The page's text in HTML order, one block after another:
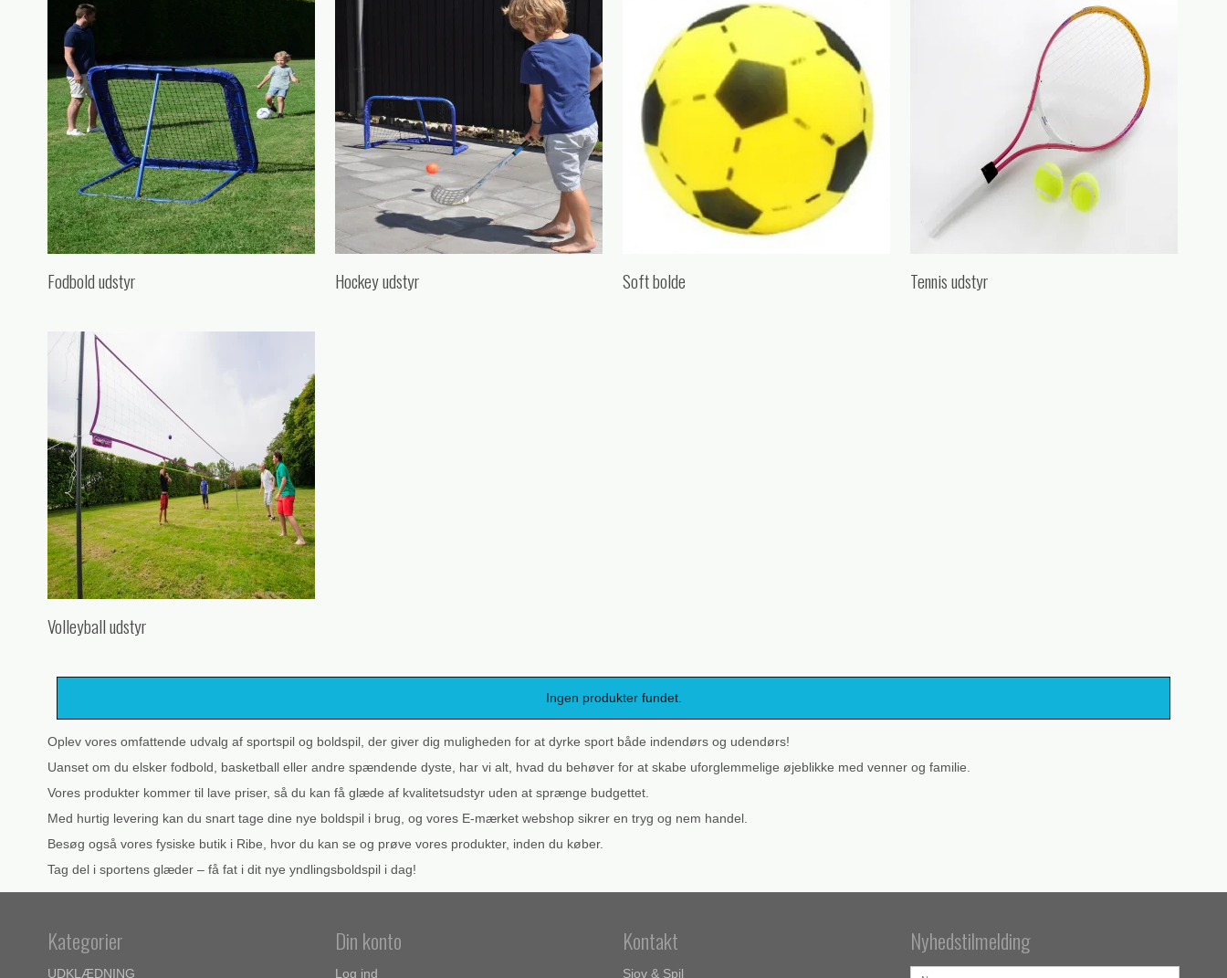
Fodbold udstyr Hockey udstyr Soft bolde Tennis udstyr
Volleyball udstyr
Ingen produkter fundet.
Oplev vores omfattende udvalg af sportspil og boldspil, der giver dig muligheden for at dyrke sport både indendørs og udendørs!
Uanset om du elsker fodbold, basketball eller andre spændende dyste, har vi alt, hvad du behøver for at skabe uforglemmelige øjeblikke med venner og familie.
Vores produkter kommer til lave priser, så du kan få glæde af kvalitetsudstyr uden at sprænge budgettet.
Med hurtig levering kan du snart tage dine nye boldspil i brug, og vores E-mærket webshop sikrer en tryg og nem handel.
Besøg også vores fysiske butik i Ribe, hvor du kan se og prøve vores produkter, inden du køber.
Tag del i sportens glæder – få fat i dit nye yndlingsboldspil i dag!
Kategorier
UDKLÆDNING
Din konto
Log ind
Kontakt
Sjov & Spil
Nyhedstilmelding